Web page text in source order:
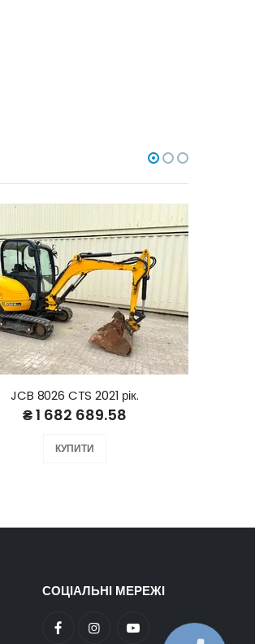
JCB 8026 CTS 2021 рік.
₴ 1 682 689.58
КУПИТИ
СОЦІАЛЬНІ МЕРЕЖІ